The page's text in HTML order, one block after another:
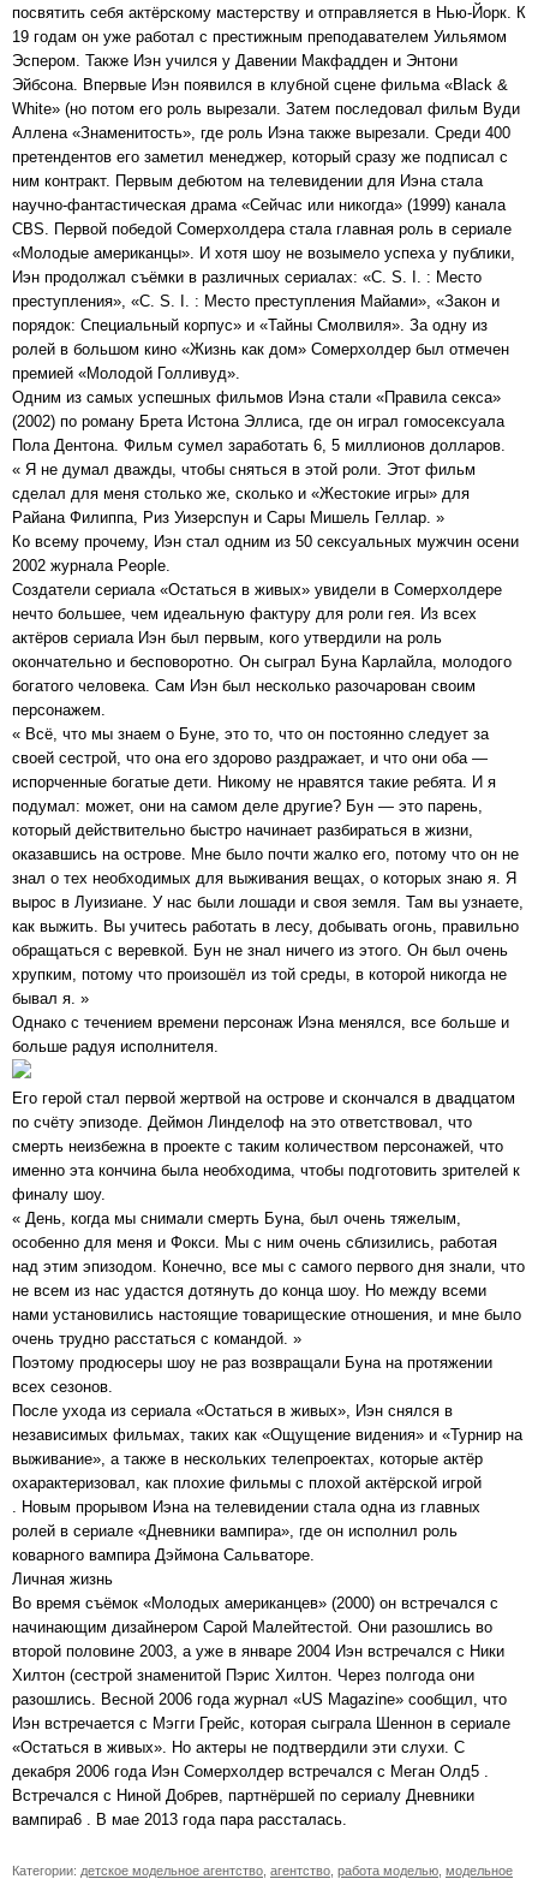
посвятить себя актёрскому мастерству и отправляется в Нью-Йорк. К
19 годам он уже работал с престижным преподавателем Уильямом
Эспером. Также Иэн учился у Давении Макфадден и Энтони
Эйбсона. Впервые Иэн появился в клубной сцене фильма «Black &
White» (но потом его роль вырезали. Затем последовал фильм Вуди
Аллена «Знаменитость», где роль Иэна также вырезали. Среди 400
претендентов его заметил менеджер, который сразу же подписал с
ним контракт. Первым дебютом на телевидении для Иэна стала
научно-фантастическая драма «Сейчас или никогда» (1999) канала
CBS. Первой победой Сомерхолдера стала главная роль в сериале
«Молодые американцы». И хотя шоу не возымело успеха у публики,
Иэн продолжал съёмки в различных сериалах: «C. S. I. : Место
преступления», «C. S. I. : Место преступления Майами», «Закон и
порядок: Специальный корпус» и «Тайны Смолвиля». За одну из
ролей в большом кино «Жизнь как дом» Сомерхолдер был отмечен
премией «Молодой Голливуд».
Одним из самых успешных фильмов Иэна стали «Правила секса»
(2002) по роману Брета Истона Эллиса, где он играл гомосексуала
Пола Дентона. Фильм сумел заработать 6, 5 миллионов долларов.
« Я не думал дважды, чтобы сняться в этой роли. Этот фильм
сделал для меня столько же, сколько и «Жестокие игры» для
Райана Филиппа, Риз Уизерспун и Сары Мишель Геллар. »
Ко всему прочему, Иэн стал одним из 50 сексуальных мужчин осени
2002 журнала People.
Создатели сериала «Остаться в живых» увидели в Сомерхолдере
нечто большее, чем идеальную фактуру для роли гея. Из всех
актёров сериала Иэн был первым, кого утвердили на роль
окончательно и бесповоротно. Он сыграл Буна Карлайла, молодого
богатого человека. Сам Иэн был несколько разочарован своим
персонажем.
« Всё, что мы знаем о Буне, это то, что он постоянно следует за
своей сестрой, что она его здорово раздражает, и что они оба —
испорченные богатые дети. Никому не нравятся такие ребята. И я
подумал: может, они на самом деле другие? Бун — это парень,
который действительно быстро начинает разбираться в жизни,
оказавшись на острове. Мне было почти жалко его, потому что он не
знал о тех необходимых для выживания вещах, о которых знаю я. Я
вырос в Луизиане. У нас были лошади и своя земля. Там вы узнаете,
как выжить. Вы учитесь работать в лесу, добывать огонь, правильно
обращаться с веревкой. Бун не знал ничего из этого. Он был очень
хрупким, потому что произошёл из той среды, в которой никогда не
бывал я. »
Однако с течением времени персонаж Иэна менялся, все больше и
больше радуя исполнителя.
Его герой стал первой жертвой на острове и скончался в двадцатом
по счёту эпизоде. Деймон Линделоф на это ответствовал, что
смерть неизбежна в проекте с таким количеством персонажей, что
именно эта кончина была необходима, чтобы подготовить зрителей к
финалу шоу.
« День, когда мы снимали смерть Буна, был очень тяжелым,
особенно для меня и Фокси. Мы с ним очень сблизились, работая
над этим эпизодом. Конечно, все мы с самого первого дня знали, что
не всем из нас удастся дотянуть до конца шоу. Но между всеми
нами установились настоящие товарищеские отношения, и мне было
очень трудно расстаться с командой. »
Поэтому продюсеры шоу не раз возвращали Буна на протяжении
всех сезонов.
После ухода из сериала «Остаться в живых», Иэн снялся в
независимых фильмах, таких как «Ощущение видения» и «Турнир на
выживание», а также в нескольких телепроектах, которые актёр
охарактеризовал, как плохие фильмы с плохой актёрской игрой
. Новым прорывом Иэна на телевидении стала одна из главных
ролей в сериале «Дневники вампира», где он исполнил роль
коварного вампира Дэймона Сальваторе.
Личная жизнь
Во время съёмок «Молодых американцев» (2000) он встречался с
начинающим дизайнером Сарой Малейтестой. Они разошлись во
второй половине 2003, а уже в январе 2004 Иэн встречался с Ники
Хилтон (сестрой знаменитой Пэрис Хилтон. Через полгода они
разошлись. Весной 2006 года журнал «US Magazine» сообщил, что
Иэн встречается с Мэгги Грейс, которая сыграла Шеннон в сериале
«Остаться в живых». Но актеры не подтвердили эти слухи. С
декабря 2006 года Иэн Сомерхолдер встречался с Меган Олд5 .
Встречался с Ниной Добрев, партнёршей по сериалу Дневники
вампира6 . В мае 2013 года пара рассталась.
Категории: детское модельное агентство агентство работа моделью модельное